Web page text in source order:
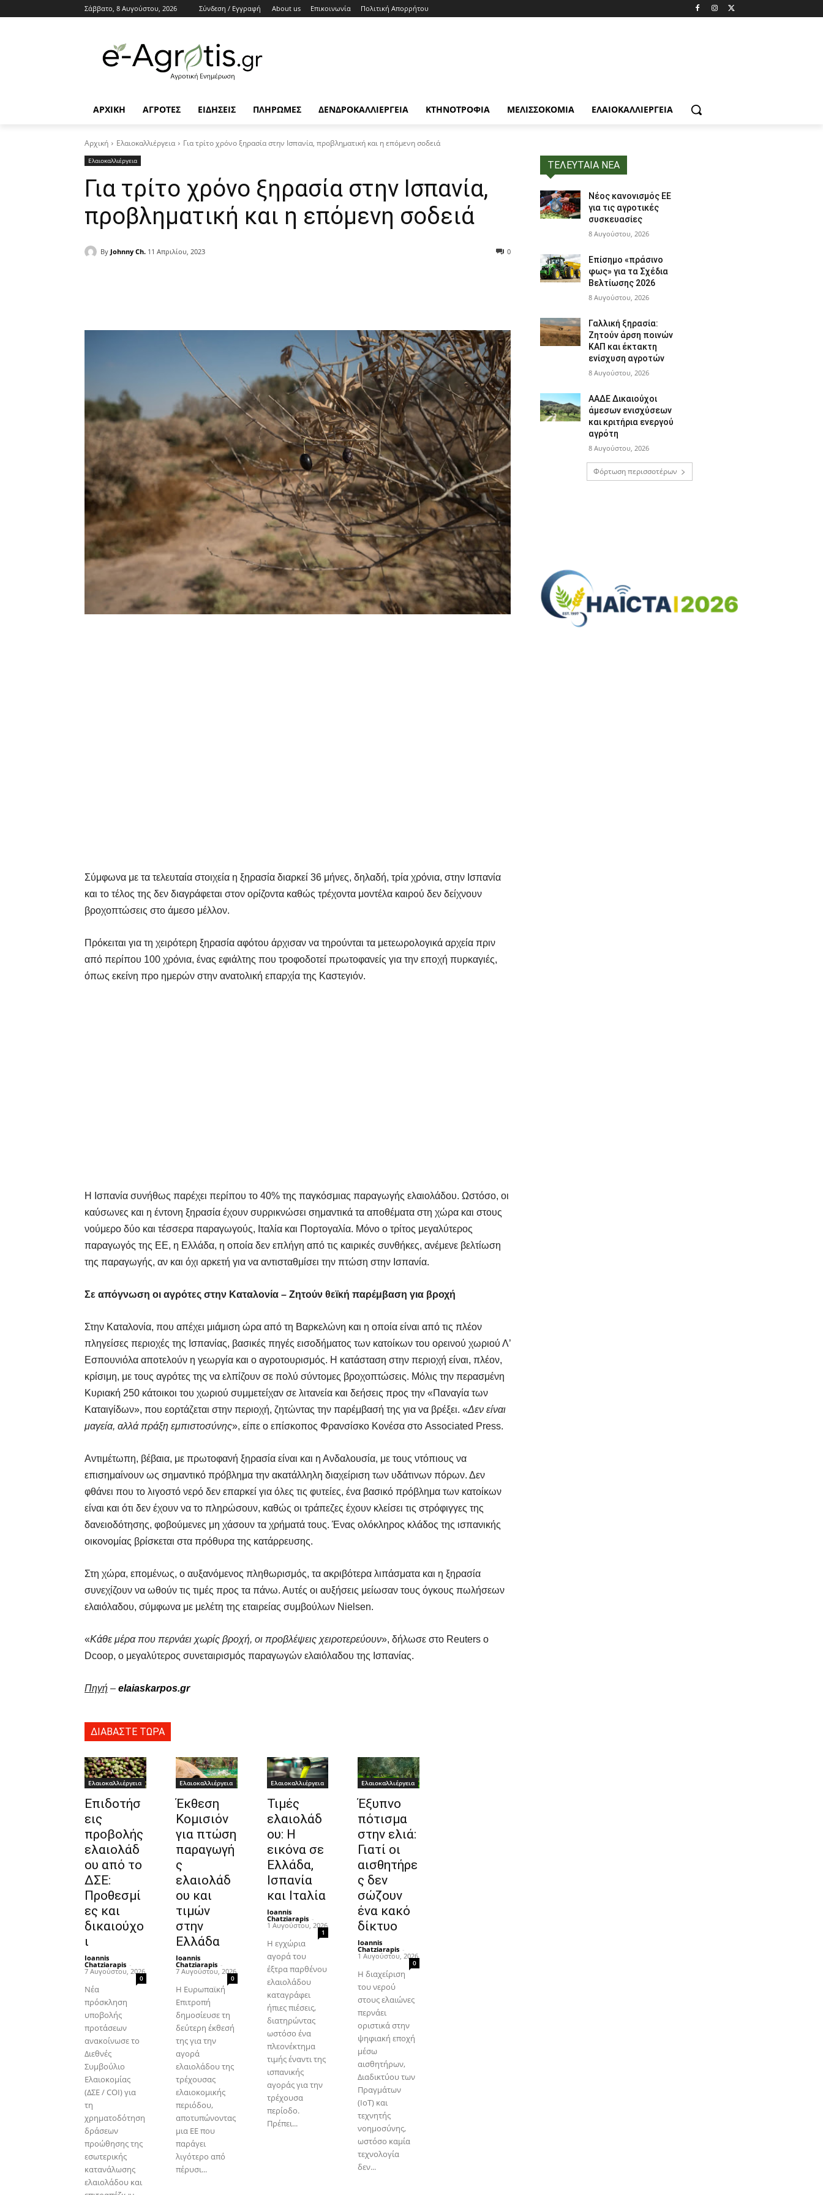
Σάββατο, 8 Αυγούστου, 2026 Σύνδεση / Εγγραφή About us Επικοινωνία Πολιτική Απορρήτου
ΑΡΧΙΚΗ AΓΡΟΤΕΣ ΕΙΔΗΣΕΙΣ ΠΛΗΡΩΜΕΣ ΔΕΝΔΡΟΚΑΛΛΙΕΡΓΕΙΑ ΚΤΗΝΟΤΡΟΦΙΑ ΜΕΛΙΣΣΟΚΟΜΙΑ ΕΛΑΙΟΚΑΛΛΙΈΡΓΕΙΑ
Αρχική Ελαιοκαλλιέργεια Για τρίτο χρόνο ξηρασία στην Ισπανία, προβληματική και η επόμενη σοδειά
Ελαιοκαλλιέργεια
Για τρίτο χρόνο ξηρασία στην Ισπανία,
προβληματική και η επόμενη σοδειά
By Johnny Ch. 11 Απριλίου, 2023 0
Σύμφωνα με τα τελευταία στοιχεία η ξηρασία διαρκεί 36 μήνες, δηλαδή, τρία χρόνια, στην Ισπανία
και το τέλος της δεν διαγράφεται στον ορίζοντα καθώς τρέχοντα μοντέλα καιρού δεν δείχνουν
βροχοπτώσεις στο άμεσο μέλλον.
Πρόκειται για τη χειρότερη ξηρασία αφότου άρχισαν να τηρούνται τα μετεωρολογικά αρχεία πριν
από περίπου 100 χρόνια, ένας εφιάλτης που τροφοδοτεί πρωτοφανείς για την εποχή πυρκαγιές,
όπως εκείνη προ ημερών στην ανατολική επαρχία της Καστεγιόν.
Η Ισπανία συνήθως παρέχει περίπου το 40% της παγκόσμιας παραγωγής ελαιολάδου. Ωστόσο, οι
καύσωνες και η έντονη ξηρασία έχουν συρρικνώσει σημαντικά τα αποθέματα στη χώρα και στους
νούμερο δύο και τέσσερα παραγωγούς, Ιταλία και Πορτογαλία. Μόνο ο τρίτος μεγαλύτερος
παραγωγός της ΕΕ, η Ελλάδα, η οποία δεν επλήγη από τις καιρικές συνθήκες, ανέμενε βελτίωση
της παραγωγής, αν και όχι αρκετή για να αντισταθμίσει την πτώση στην Ισπανία.
Σε απόγνωση οι αγρότες στην Καταλονία – Ζητούν θεϊκή παρέμβαση για βροχή
Στην Καταλονία, που απέχει μιάμιση ώρα από τη Βαρκελώνη και η οποία είναι από τις πλέον
πληγείσες περιοχές της Ισπανίας, βασικές πηγές εισοδήματος των κατοίκων του ορεινού χωριού Λ’
Εσπουνιόλα αποτελούν η γεωργία και ο αγροτουρισμός. Η κατάσταση στην περιοχή είναι, πλέον,
κρίσιμη, με τους αγρότες της να ελπίζουν σε πολύ σύντομες βροχοπτώσεις. Μόλις την περασμένη
Κυριακή 250 κάτοικοι του χωριού συμμετείχαν σε λιτανεία και δεήσεις προς την «Παναγία των
Καταιγίδων», που εορτάζεται στην περιοχή, ζητώντας την παρέμβασή της για να βρέξει. «Δεν είναι
μαγεία, αλλά πράξη εμπιστοσύνης», είπε ο επίσκοπος Φρανσίσκο Κονέσα στο Associated Press.
Αντιμέτωπη, βέβαια, με πρωτοφανή ξηρασία είναι και η Ανδαλουσία, με τους ντόπιους να
επισημαίνουν ως σημαντικό πρόβλημα την ακατάλληλη διαχείριση των υδάτινων πόρων. Δεν
φθάνει που το λιγοστό νερό δεν επαρκεί για όλες τις φυτείες, ένα βασικό πρόβλημα των κατοίκων
είναι και ότι δεν έχουν να το πληρώσουν, καθώς οι τράπεζες έχουν κλείσει τις στρόφιγγες της
δανειοδότησης, φοβούμενες μη χάσουν τα χρήματά τους. Ένας ολόκληρος κλάδος της ισπανικής
οικονομίας βρίσκεται στα πρόθυρα της κατάρρευσης.
Στη χώρα, επομένως, ο αυξανόμενος πληθωρισμός, τα ακριβότερα λιπάσματα και η ξηρασία
συνεχίζουν να ωθούν τις τιμές προς τα πάνω. Αυτές οι αυξήσεις μείωσαν τους όγκους πωλήσεων
ελαιόλαδου, σύμφωνα με μελέτη της εταιρείας συμβούλων Nielsen.
«Κάθε μέρα που περνάει χωρίς βροχή, οι προβλέψεις χειροτερεύουν», δήλωσε στο Reuters ο
Dcoop, ο μεγαλύτερος συνεταιρισμός παραγωγών ελαιόλαδου της Ισπανίας.
Πηγή – elaiaskarpos.gr
ΔΙΑΒΑΣΤΕ ΤΩΡΑ
Ελαιοκαλλιέργεια
Επιδοτήσ
εις
προβολής
ελαιολάδ
ου από το
ΔΣΕ:
Προθεσμί
ες και
δικαιούχο
ι
Ioannis
Chatziarapis -
7 Αυγούστου, 2026
0
Νέα
πρόσκληση
υποβολής
προτάσεων
ανακοίνωσε το
Διεθνές
Συμβούλιο
Ελαιοκομίας
(ΔΣΕ / COI) για
τη
χρηματοδότηση
δράσεων
προώθησης της
εσωτερικής
κατανάλωσης
ελαιολάδου και
Ελαιοκαλλιέργεια
Έκθεση
Κομισιόν
για πτώση
παραγωγή
ς
ελαιολάδ
ου και
τιμών
στην
Ελλάδα
Ioannis
Chatziarapis -
7 Αυγούστου, 2026
0
Η Ευρωπαϊκή
Επιτροπή
δημοσίευσε τη
δεύτερη έκθεσή
της για την
αγορά
ελαιολάδου της
τρέχουσας
ελαιοκομικής
περιόδου,
αποτυπώνοντας
μια ΕΕ που
παράγει
λιγότερο από
πέρυσι...
Ελαιοκαλλιέργεια
Τιμές
ελαιολάδ
ου: Η
εικόνα σε
Ελλάδα,
Ισπανία
και Ιταλία
Ioannis
Chatziarapis -
1 Αυγούστου, 2026
1
Η εγχώρια
αγορά του
έξτρα παρθένου
ελαιολάδου
καταγράφει
ήπιες πιέσεις,
διατηρώντας
ωστόσο ένα
πλεονέκτημα
τιμής έναντι της
ισπανικής
αγοράς για την
τρέχουσα
περίοδο.
Πρέπει...
Ελαιοκαλλιέργεια
Έξυπνο
πότισμα
στην ελιά:
Γιατί οι
αισθητήρε
ς δεν
σώζουν
ένα κακό
δίκτυο
Ioannis
Chatziarapis -
1 Αυγούστου, 2026
0
Η διαχείριση
του νερού
στους ελαιώνες
περνάει
οριστικά στην
ψηφιακή εποχή
μέσω
αισθητήρων,
Διαδικτύου των
Πραγμάτων
(IoT) και
τεχνητής
νοημοσύνης,
ωστόσο καμία
τεχνολογία
δεν...
ΤΕΛΕΥΤΑΙΑ ΝΕΑ
Νέος κανονισμός ΕΕ
για τις αγροτικές
συσκευασίες
8 Αυγούστου, 2026
Επίσημο «πράσινο
φως» για τα Σχέδια
Βελτίωσης 2026
8 Αυγούστου, 2026
Γαλλική ξηρασία:
Ζητούν άρση ποινών
ΚΑΠ και έκτακτη
ενίσχυση αγροτών
8 Αυγούστου, 2026
ΑΑΔΕ Δικαιούχοι
άμεσων ενισχύσεων
και κριτήρια ενεργού
αγρότη
8 Αυγούστου, 2026
Φόρτωση περισσοτέρων